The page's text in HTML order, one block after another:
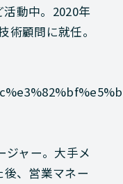
動中。2020年
術顧問に就任。
ジャー。大手メ
、営業マネー